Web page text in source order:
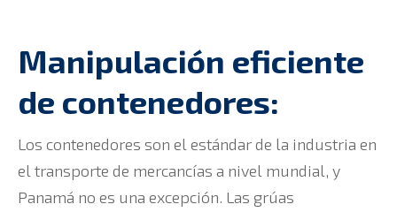
Manipulación eficiente
de contenedores:
Los contenedores son el estándar de la industria en
el transporte de mercancías a nivel mundial, y
Panamá no es una excepción. Las grúas